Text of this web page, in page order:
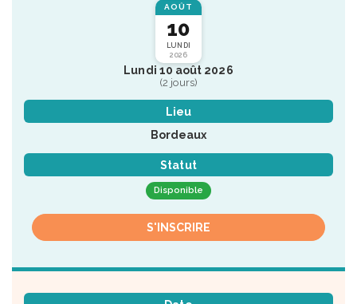
AOÛT
10
LUNDI
2026
Lundi 10 août 2026
(2 jours)
Lieu
Bordeaux
Statut
Disponible
S'INSCRIRE